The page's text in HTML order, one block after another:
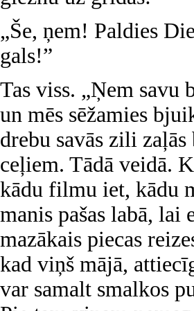
„Še, ņem! Paldies
gals!”
Tas viss. „Ņem savu
un mēs sēžamies
drebu savās zili
ceļiem. Tādā veidā.
kādu filmu iet, kādu
manis pašas labā,
mazākais piecas
kad viņš mājā,
var samalt smalkos